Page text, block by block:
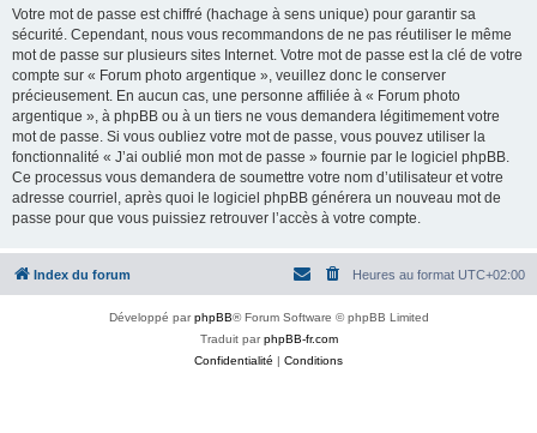
Votre mot de passe est chiffré (hachage à sens unique) pour garantir sa
sécurité. Cependant, nous vous recommandons de ne pas réutiliser le même
mot de passe sur plusieurs sites Internet. Votre mot de passe est la clé de votre
compte sur « Forum photo argentique », veuillez donc le conserver
précieusement. En aucun cas, une personne affiliée à « Forum photo
argentique », à phpBB ou à un tiers ne vous demandera légitimement votre
mot de passe. Si vous oubliez votre mot de passe, vous pouvez utiliser la
fonctionnalité « J’ai oublié mon mot de passe » fournie par le logiciel phpBB.
Ce processus vous demandera de soumettre votre nom d’utilisateur et votre
adresse courriel, après quoi le logiciel phpBB générera un nouveau mot de
passe pour que vous puissiez retrouver l’accès à votre compte.
Index du forum Heures au format UTC+02:00
Développé parphpBB® Forum Software © phpBB Limited
Traduit parphpBB-fr.com
Confidentialité | Conditions